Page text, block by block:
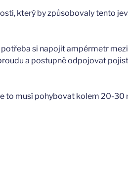
který by způsobovaly tento
si napojit ampérmetr
a postupně odpojovat
to musí pohybovat kolem 20-30